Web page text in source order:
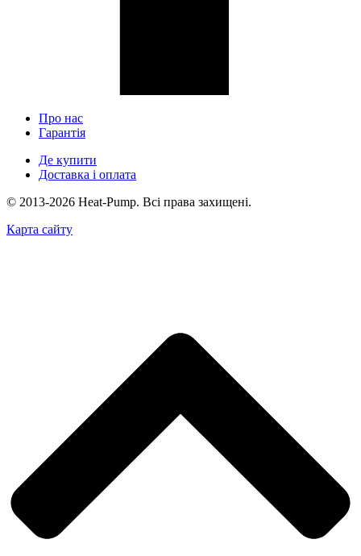
Про нас
Гарантія
Де купити
Доставка і оплата
© 2013-2026 Heat-Pump. Всі права захищені.
Карта сайту